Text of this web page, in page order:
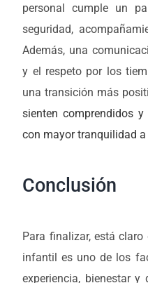
personal cumple un
seguridad,
Además, una
y el respeto por los
una transición más
sienten comprendidos
con mayor tranquilidad
Conclusión
Para finalizar, está
infantil es uno de los
experiencia, bienestar